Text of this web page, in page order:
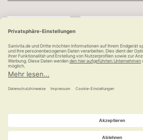
Kauf auf Rechnung
versandkostenfrei